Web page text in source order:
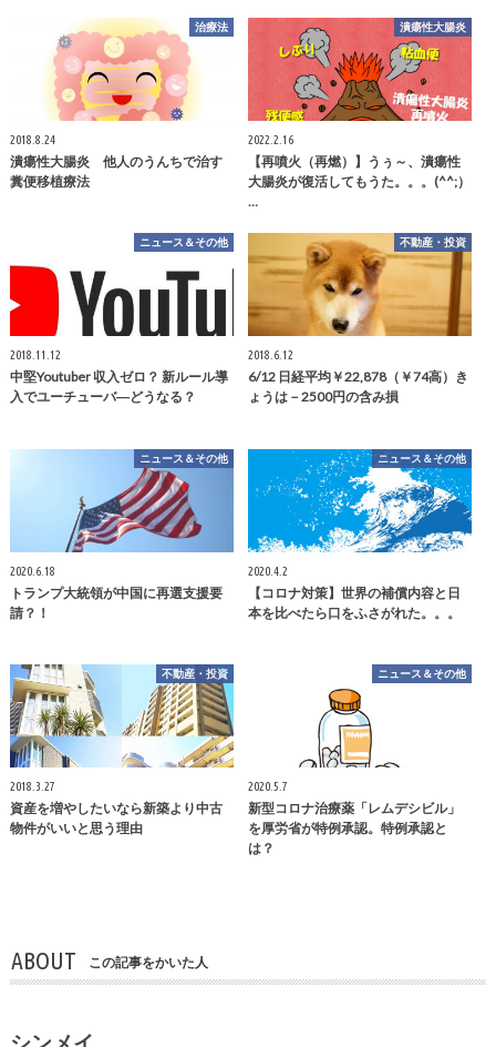
治療法
2018.8.24
潰瘍性大腸炎 他人のうんちで治す
糞便移植療法
潰瘍性大腸炎
2022.2.16
【再噴火（再燃）】うぅ～、潰瘍性
大腸炎が復活してもうた。。。(^^;）
…
ニュース＆その他
2018.11.12
中堅Youtuber 収入ゼロ？ 新ルール導
入でユーチューバ―どうなる？
不動産・投資
2018.6.12
6/12 日経平均￥22,878（￥74高）き
ょうは－2500円の含み損
ニュース＆その他
2020.6.18
トランプ大統領が中国に再選支援要
請？！
ニュース＆その他
2020.4.2
【コロナ対策】世界の補償内容と日
本を比べたら口をふさがれた。。。
不動産・投資
2018.3.27
資産を増やしたいなら新築より中古
物件がいいと思う理由
ニュース＆その他
2020.5.7
新型コロナ治療薬「レムデシビル」
を厚労省が特例承認。特例承認と
は？
ABOUT この記事をかいた人